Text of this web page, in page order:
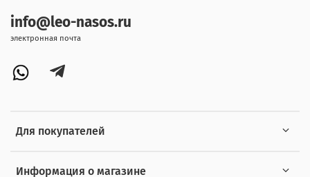
Для покупателей
Информация о магазине
info@leo-nasos.ru
электронная почта